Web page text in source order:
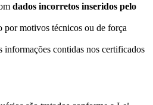
dados incorretos inseridos pelo
por motivos técnicos ou de força
informações contidas nos certificados